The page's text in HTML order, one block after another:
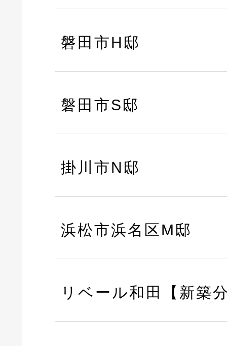
磐田市H邸
磐田市S邸
掛川市N邸
浜松市浜名区M邸
リベール和田【新築